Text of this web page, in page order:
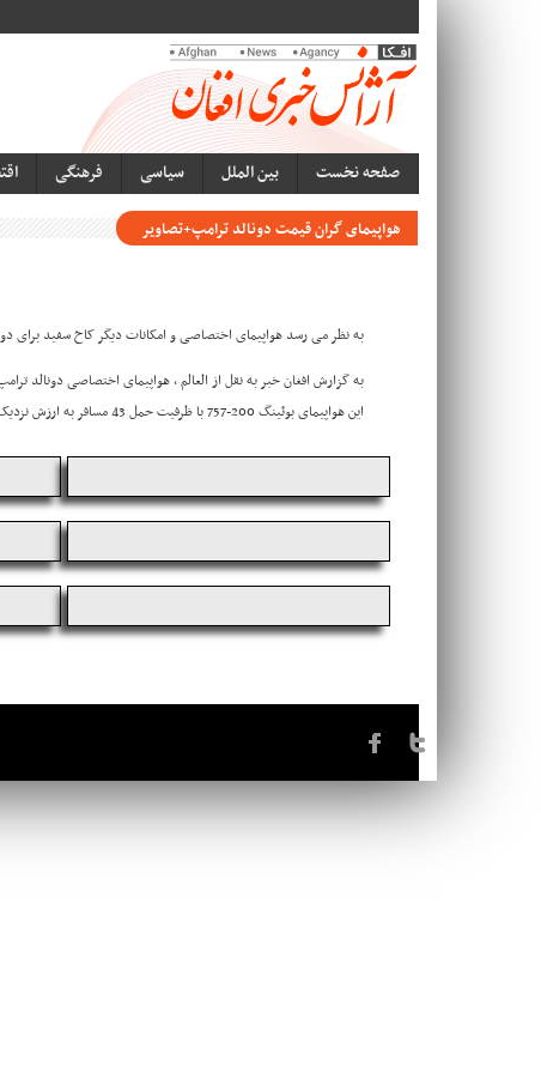
صفحه نخست بین الملل سیاسی فرهنگی
هواپیمای گران قیمت دونالد ترامپ+تصاویر
به نظر می رسد هواپیمای اختصاصی و امکانات دیگر کاخ سفید برای
به گزارش افغان خبر به نقل از العالم ، هواپیمای اختصاصی
این هواپیمای بوئینگ 200-757 با ظرفیت حمل 43 مسافر به ارزش نزدیک به صد میلیون دلار در سال 2011 توسط ترامپ خریداری و بعدا امکانات گرانقیمتی به آن افزوده شده است.